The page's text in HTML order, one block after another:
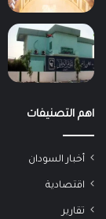
اهم التصنيفات
أخبار السودان
اقتصادية
تقارير